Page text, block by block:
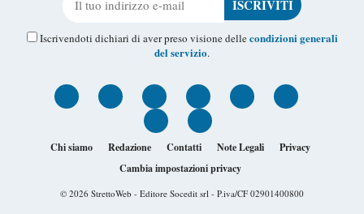
Iscrivendoti dichiari di aver preso visione dellecondizioni generali
del servizio.
Chi siamo Redazione Contatti Note Legali
Privacy
Cambia impostazioni privacy
© 2026 StrettoWeb - Editore Socedit srl - P.iva/CF 02901400800